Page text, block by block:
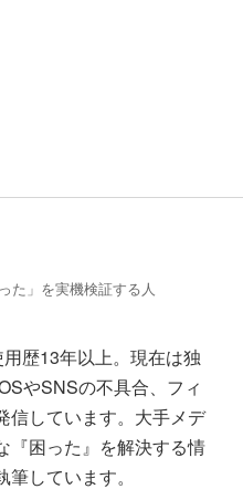
た」を実機検証する人
歴13年以上。現在は独
やSNSの不具合、フィ
信しています。大手メデ
『困った』を解決する情
しています。